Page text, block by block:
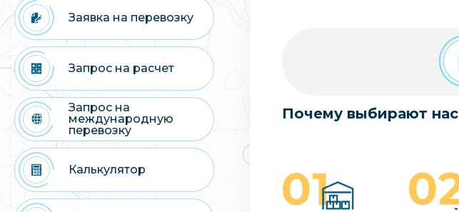
Заявка на перевозку
Запрос на расчет
Запрос на
международную
перевозку
Калькулятор
Почему выбирают нас